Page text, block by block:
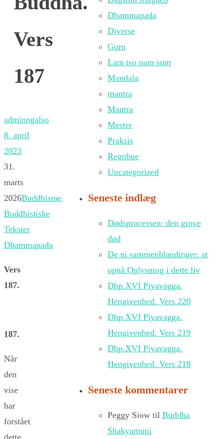
Vers
187
adminngalso
8. april
2023
31.
marts
2026Buddhisme,
Buddhistiske
Tekster,
Dhammapada
Vers
187.
187.
Når
den
vise
har
forstået
dette,
Dhammapada
Diverse
Guru
Lam tso nam sum
Mandala
mantra
Mantra
Mester
Praksis
Regnbue
Uncategorized
Seneste indlæg
Dødsprocessen: den grove
død
De ni sammenblandinger: at
opnå Oplysning i dette liv
Dhp.XVI Piyavagga.
Hengivenhed. Vers 220
Dhp.XVI Piyavagga.
Hengivenhed. Vers 219
Dhp.XVI Piyavagga.
Hengivenhed. Vers 218
Seneste kommentarer
Peggy Siow til Buddha
Shakyamuni